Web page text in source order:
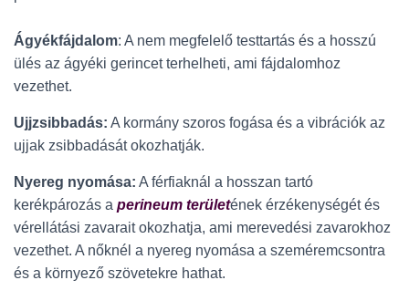
Ágyékfájdalom: A nem megfelelő testtartás és a hosszú
ülés az ágyéki gerincet terhelheti, ami fájdalomhoz
vezethet.
Ujjzsibbadás: A kormány szoros fogása és a vibrációk az
ujjak zsibbadását okozhatják.
Nyereg nyomása: A férfiaknál a hosszan tartó
kerékpározás a perineum területének érzékenységét és
vérellátási zavarait okozhatja, ami merevedési zavarokhoz
vezethet. A nőknél a nyereg nyomása a szeméremcsontra
és a környező szövetekre hathat.